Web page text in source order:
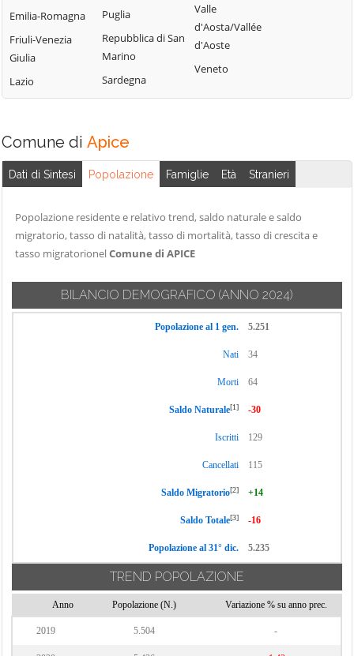
Cerreto Sannita
Colle Sannita
Cusano Mutri
Morcone
Paduli
Pago Veiano
Pannarano
Pesco Sannita
Pietraroja
San Salvatore
Telesino
Sant'Angelo a
Trimonte
Santa Croce del
Sassinoro
Solopaca
Tocco Caudio
Torrecuso
Vitulano
Emilia-Romagna
Friuli-Venezia
Giulia
Lazio
Puglia
Repubblica di San
Marino
Sardegna
Valle
d'Aosta/Vallée
d'Aoste
Veneto
Comune di Apice
Dati di Sintesi Popolazione Famiglie Età Stranieri
Popolazione residente e relativo trend, saldo naturale e saldo
migratorio, tasso di natalità, tasso di mortalità, tasso di crescita e
tasso migratorionelComune di APICE
BILANCIO DEMOGRAFICO (ANNO 2024)
Popolazione al 1 gen. 5.251
Nati 34
Morti 64
Saldo Naturale[1] -30
Iscritti 129
Cancellati 115
Saldo Migratorio[2] +14
Saldo Totale[3] -16
Popolazione al 31° dic. 5.235
TREND POPOLAZIONE
Anno Popolazione (N.) Variazione % su anno prec.
2019 5.504 -